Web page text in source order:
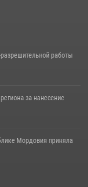
работы
за нанесение
Мордовия приняла